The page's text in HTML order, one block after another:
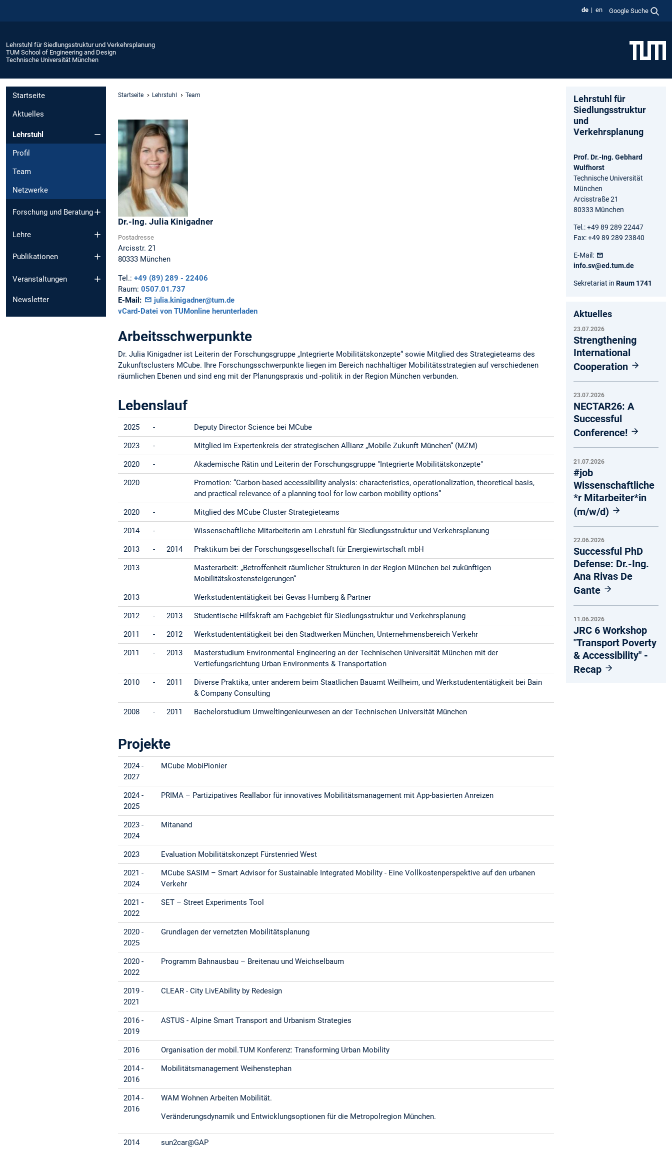
de en Google Suche
Lehrstuhl für Siedlungsstruktur und Verkehrsplanung
TUM School of Engineering and Design
Technische Universität München
Startseite
Aktuelles
Lehrstuhl
Profil
Team
Netzwerke
Forschung und Beratung
Lehre
Publikationen
Veranstaltungen
Newsletter
Startseite Lehrstuhl Team
Dr.-Ing. Julia Kinigadner
Postadresse
Arcisstr. 21
80333 München
Tel.: +49 (89) 289 - 22406
Raum: 0507.01.737
E-Mail:
julia.kinigadner@tum.de
vCard-Datei von TUMonline herunterladen
Arbeitsschwerpunkte
Dr. Julia Kinigadner ist Leiterin der Forschungsgruppe „Integrierte Mobilitätskonzepte“ sowie Mitglied des Strategieteams des
Zukunftsclusters MCube. Ihre Forschungsschwerpunkte liegen im Bereich nachhaltiger Mobilitätsstrategien auf verschiedenen
räumlichen Ebenen und sind eng mit der Planungspraxis und -politik in der Region München verbunden.
Lebenslauf
2025 - Deputy Director Science bei MCube
2023 - Mitglied im Expertenkreis der strategischen Allianz „Mobile Zukunft München“ (MZM)
2020 - Akademische Rätin und Leiterin der Forschungsgruppe "Integrierte Mobilitätskonzepte"
2020
Promotion: “Carbon-based accessibility analysis: characteristics, operationalization, theoretical basis,
and practical relevance of a planning tool for low carbon mobility options”
2020 - Mitglied des MCube Cluster Strategieteams
2014 - Wissenschaftliche Mitarbeiterin am Lehrstuhl für Siedlungsstruktur und Verkehrsplanung
2013 - 2014 Praktikum bei der Forschungsgesellschaft für Energiewirtschaft mbH
2013
Masterarbeit: „Betroffenheit räumlicher Strukturen in der Region München bei zukünftigen
Mobilitätskostensteigerungen“
2013 Werkstudententätigkeit bei Gevas Humberg & Partner
2012 - 2013 Studentische Hilfskraft am Fachgebiet für Siedlungsstruktur und Verkehrsplanung
2011 - 2012 Werkstudententätigkeit bei den Stadtwerken München, Unternehmensbereich Verkehr
2011 - 2013
Masterstudium Environmental Engineering an der Technischen Universität München mit der
Vertiefungsrichtung Urban Environments & Transportation
2010 - 2011
Diverse Praktika, unter anderem beim Staatlichen Bauamt Weilheim, und Werkstudententätigkeit bei Bain
& Company Consulting
2008 - 2011 Bachelorstudium Umweltingenieurwesen an der Technischen Universität München
Projekte
2024 -
2027
MCube MobiPionier
2024 -
2025
PRIMA – Partizipatives Reallabor für innovatives Mobilitätsmanagement mit App-basierten Anreizen
2023 -
2024
Mitanand
2023 Evaluation Mobilitätskonzept Fürstenried West
2021 -
2024
MCube SASIM – Smart Advisor for Sustainable Integrated Mobility - Eine Vollkostenperspektive auf den urbanen
Verkehr
2021 -
2022
SET – Street Experiments Tool
2020 -
2025
Grundlagen der vernetzten Mobilitätsplanung
2020 -
2022
Programm Bahnausbau – Breitenau und Weichselbaum
2019 -
2021
CLEAR - City LivEAbility by Redesign
2016 -
2019
ASTUS - Alpine Smart Transport and Urbanism Strategies
2016 Organisation der mobil.TUM Konferenz: Transforming Urban Mobility
2014 -
2016
Mobilitätsmanagement Weihenstephan
2014 -
2016
WAM Wohnen Arbeiten Mobilität.
Veränderungsdynamik und Entwicklungsoptionen für die Metropolregion München.
2014 sun2car@GAP
Lehrstuhl für
Siedlungsstruktur
und
Verkehrsplanung
Prof. Dr.-Ing. Gebhard
Wulfhorst
Technische Universität
München
Arcisstraße 21
80333 München
Tel.: +49 89 289 22447
Fax: +49 89 289 23840
E-Mail:
info.sv@ed.tum.de
Sekretariat in Raum 1741
Aktuelles
23.07.2026
Strengthening
International
Cooperation
23.07.2026
NECTAR26: A
Successful
Conference!
21.07.2026
#job
Wissenschaftliche
*r Mitarbeiter*in
(m/w/d)
22.06.2026
Successful PhD
Defense: Dr.-Ing.
Ana Rivas De
Gante
11.06.2026
JRC 6 Workshop
"Transport Poverty
& Accessibility" -
Recap